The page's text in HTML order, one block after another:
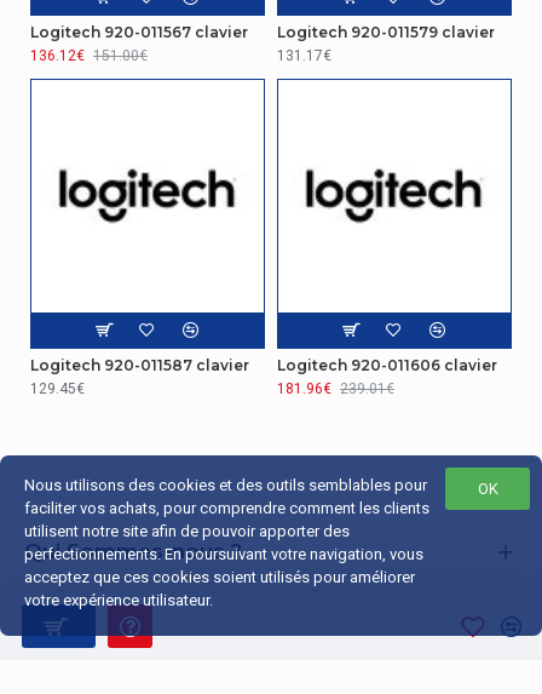
Clavier résistant aux éclaboussures Oui
Clavier complet Oui
Souris
Piles fournies Oui
Logitech 920-011567 clavier
136.12€ 151.00€
Logitech 920-011579 clavier
131.17€
Logitech 920-011587 clavier
129.45€
Logitech 920-011606 clavier
181.96€ 239.01€
Qui Sommes-nous ?
Liens Utiles
OK
Nous utilisons des cookies et des outils semblables pour
faciliter vos achats, pour comprendre comment les clients
utilisent notre site afin de pouvoir apporter des
perfectionnements. En poursuivant votre navigation, vous
acceptez que ces cookies soient utilisés pour améliorer
votre expérience utilisateur.